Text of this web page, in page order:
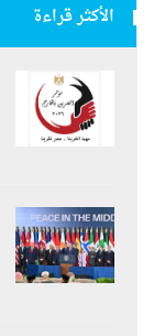
الأكثر قراءة